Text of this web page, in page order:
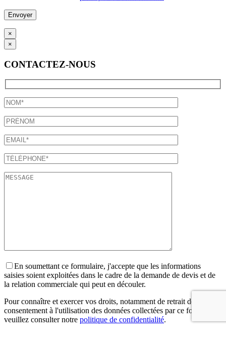
×
×
CONTACTEZ-NOUS
En soumettant ce formulaire, j'accepte que les informations
saisies soient exploitées dans le cadre de la demande de devis et de
la relation commerciale qui peut en découler.
Pour connaître et exercer vos droits, notamment de retrait de votre
consentement à l'utilisation des données collectées par ce formulaire,
veuillez consulter notre politique de confidentialité.